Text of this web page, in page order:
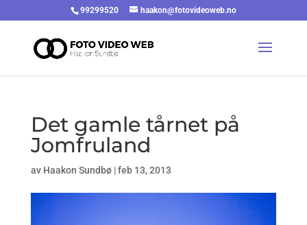
99299520 haakon@fotovideoweb.no
Det gamle tårnet på
Jomfruland
av Haakon Sundbø|feb 13, 2013